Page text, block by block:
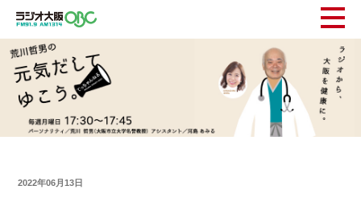
2022年06月13日